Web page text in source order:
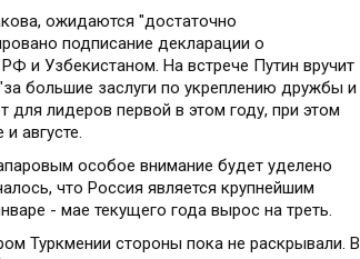
ожидаются "достаточно
подписание декларации о
и Узбекистаном. На встрече Путин вручит
большие заслуги по укреплению дружбы и
для лидеров первой в этом году, при этом
августе.
особое внимание будет уделено
что Россия является крупнейшим
- мае текущего года вырос на треть.
Туркмении стороны пока не раскрывали. В